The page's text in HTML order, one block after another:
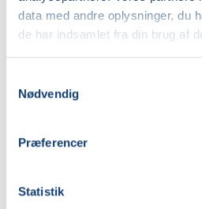
data med andre oplysninger, du
de har indsamlet fra din brug af
Nødvendig
Præferencer
Statistik
Adresse
Østre Skole, Skovsøgade 10,
bygning F)